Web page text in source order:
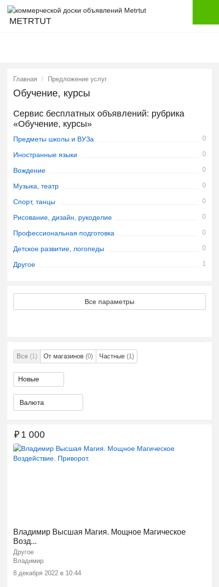
METRTUT
Главная Предложение услуг
Обучение, курсы
Сервис бесплатных объявлений: рубрика
«Обучение, курсы»
Предметы школы и ВУЗа 0
Иностранные языки 0
Вождение 0
Музыка, театр 0
Спорт, танцы 0
Рисование, дизайн, рукоделие 0
Профессиональная подготовка 0
Детское развитие, логопеды 0
Другое 1
Все параметры
Все (1) От магазинов (0) Частные (1)
Валюта
Владимир Высшая Магия. Мощное Магическое
Возд...
Другое
Владимир
8 декабря 2022 в 10:44
₽1 000